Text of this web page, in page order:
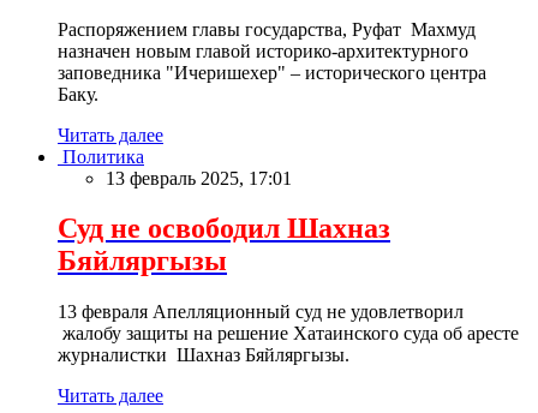
Распоряжением главы государства, Руфат Махмуд
назначен новым главой историко-архитектурного
заповедника "Ичеришехер" – исторического центра
Баку.
Читать далее
Политика
13 февраль 2025, 17:01
Суд не освободил Шахназ
Бяйляргызы
13 февраля Апелляционный суд не удовлетворил
жалобу защиты на решение Хатаинского суда об аресте
журналистки Шахназ Бяйляргызы.
Читать далее